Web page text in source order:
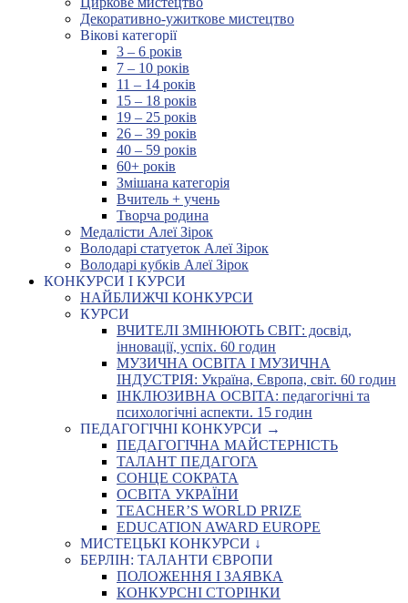
Декоративно-ужиткове мистецтво
Вікові категорії
3 – 6 років
7 – 10 років
11 – 14 років
15 – 18 років
19 – 25 років
26 – 39 років
40 – 59 років
60+ років
Змішана категорія
Вчитель + учень
Творча родина
Медалісти Алеї Зірок
Володарі статуеток Алеї Зірок
Володарі кубків Алеї Зірок
КОНКУРСИ І КУРСИ
НАЙБЛИЖЧІ КОНКУРСИ
КУРСИ
ВЧИТЕЛІ ЗМІНЮЮТЬ СВІТ: досвід,
інновації, успіх. 60 годин
МУЗИЧНА ОСВІТА І МУЗИЧНА
ІНДУСТРІЯ: Україна, Європа, світ. 60 годин
ІНКЛЮЗИВНА ОСВІТА: педагогічні та
психологічні аспекти. 15 годин
ПЕДАГОГІЧНІ КОНКУРСИ →
ПЕДАГОГІЧНА МАЙСТЕРНІСТЬ
ТАЛАНТ ПЕДАГОГА
СОНЦЕ СОКРАТА
ОСВІТА УКРАЇНИ
TEACHER’S WORLD PRIZE
EDUCATION AWARD EUROPE
МИСТЕЦЬКІ КОНКУРСИ ↓
БЕРЛІН: ТАЛАНТИ ЄВРОПИ
ПОЛОЖЕННЯ І ЗАЯВКА
КОНКУРСНІ СТОРІНКИ